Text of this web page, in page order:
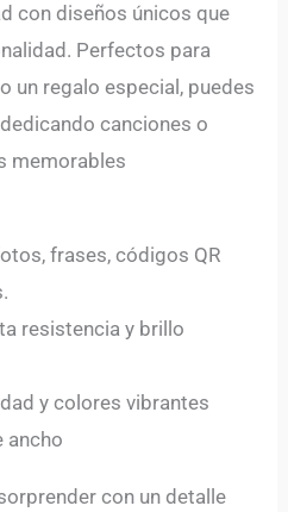
con diseños únicos que
Perfectos para
un regalo especial, puedes
canciones o
memorables
frases, códigos QR
resistencia y brillo
y colores vibrantes
ancho
con un detalle